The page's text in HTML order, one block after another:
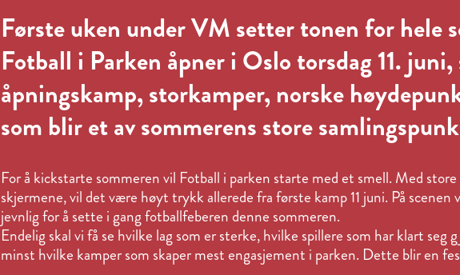
Første uken under VM setter tonen for hele
Fotball i Parken åpner i Oslo torsdag 11.
åpningskamp, storkamper, norske
som blir et av sommerens store
For å kickstarte sommeren vil Fotball i parken starte med et smell. Med
skjermene, vil det være høyt trykk allerede fra første kamp 11 juni. På scenen
jevnlig for å sette i gang fotballfeberen denne sommeren.
Endelig skal vi få se hvilke lag som er sterke, hvilke spillere som har klart seg
minst hvilke kamper som skaper mest engasjement i parken. Dette blir en